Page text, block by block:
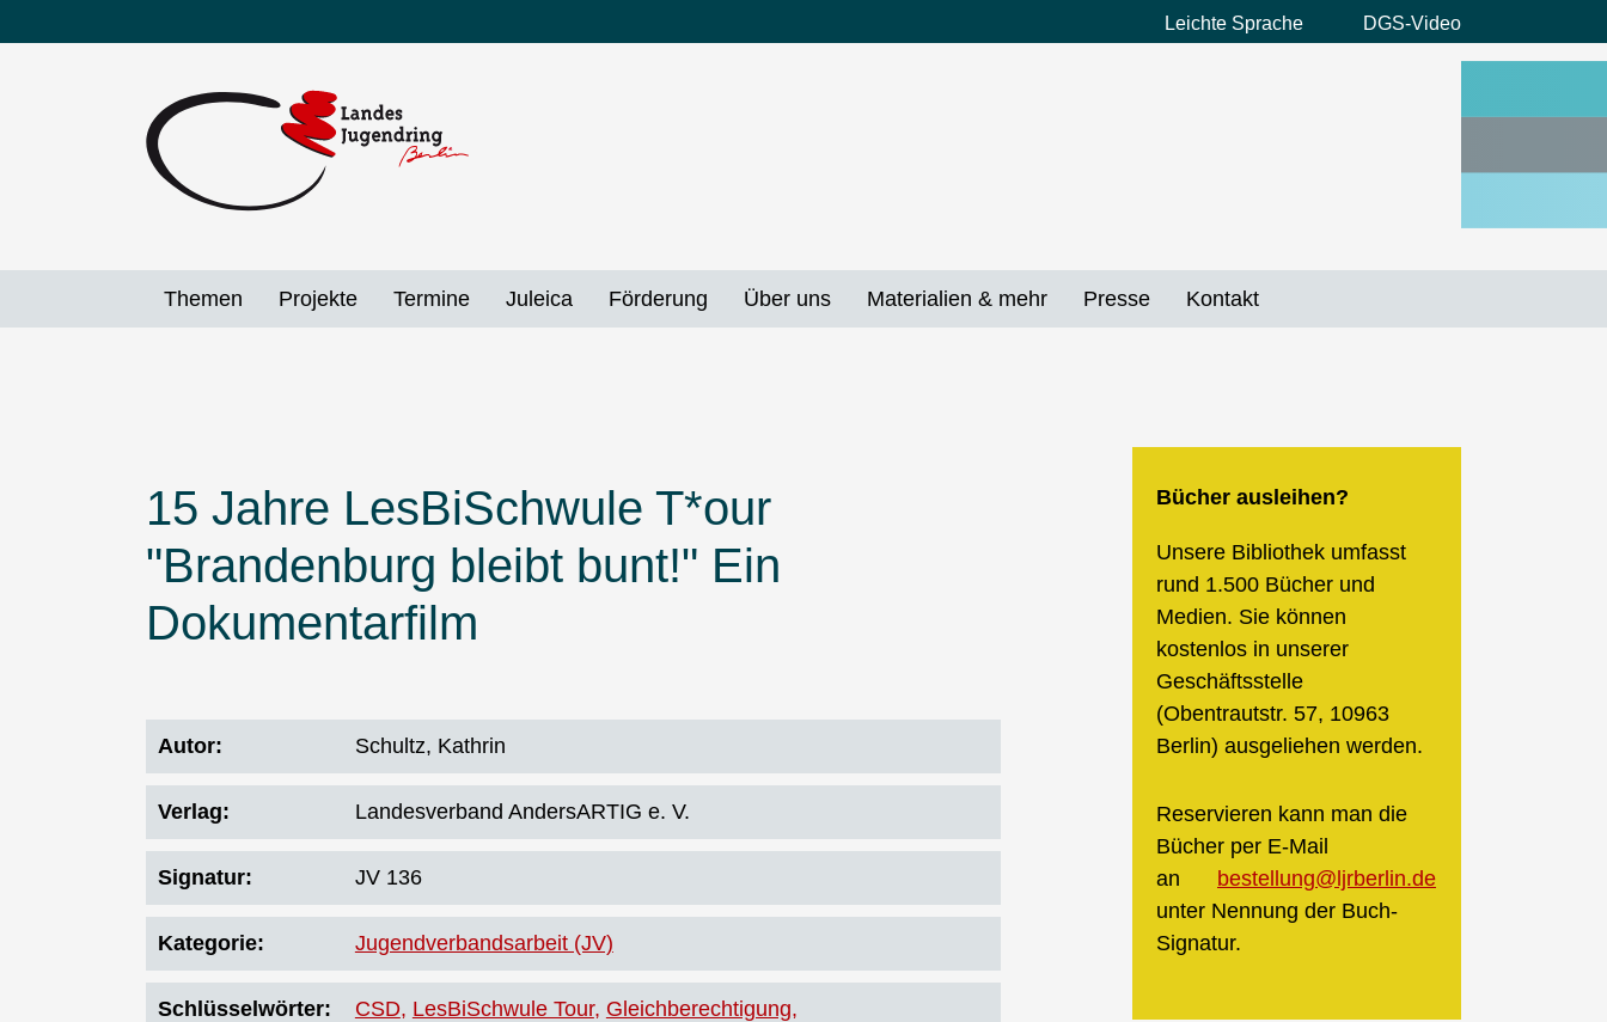
zum
Preheader
Leichte Sprache DGS-Video
Themen Projekte Termine Juleica Förderung Über uns Materialien & mehr Presse Kontakt
15 Jahre LesBiSchwule T*our
"Brandenburg bleibt bunt!" Ein
Dokumentarfilm
Autor Schultz, Kathrin
Verlag Landesverband AndersARTIG e. V.
Signatur JV 136
Kategorie Jugendverbandsarbeit (JV)
Schlüsselwörter CSD LesBiSchwule Tour Gleichberechtigung
Bücher ausleihen?
Unsere Bibliothek umfasst
rund 1.500 Bücher und
Medien. Sie können
kostenlos in unserer
Geschäftsstelle
(Obentrautstr. 57, 10963
Berlin) ausgeliehen werden.
Reservieren kann man die
Bücher per E-Mail
an
bestellung@ljrberlin.de
unter Nennung der Buch-
Signatur.